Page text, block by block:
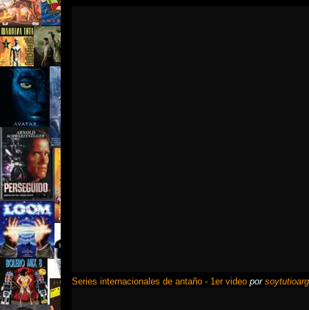
Series internacionales de antaño - 1er video por